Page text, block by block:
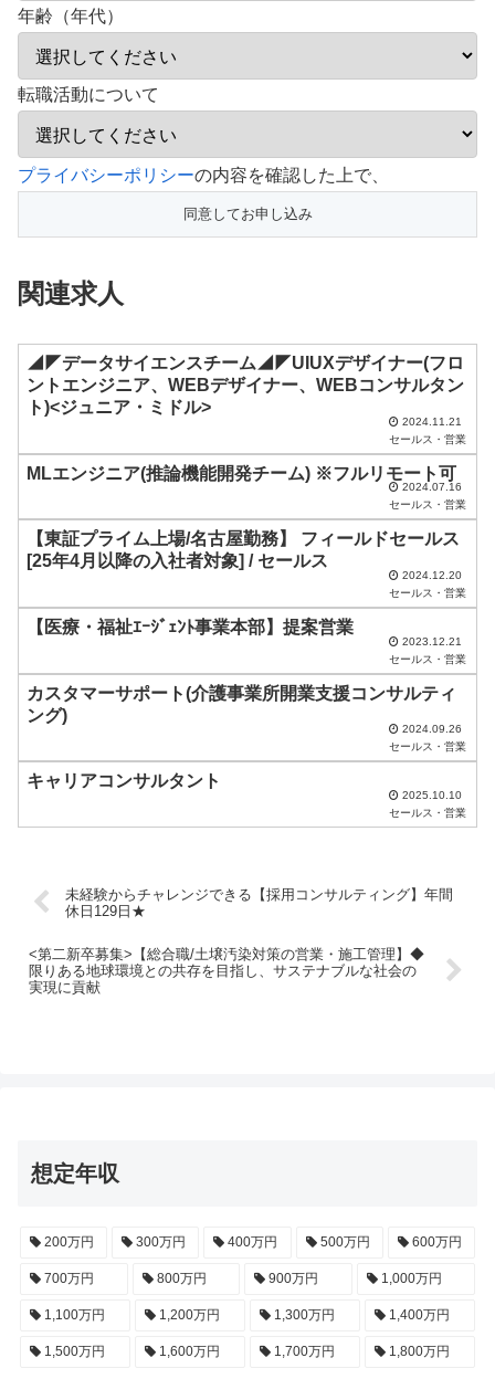
年齢（年代）
転職活動について
こ
フ
ー
ド
は
空
の
ま
ま
し
て
だ
さ
。
プライバシーポリシーの内容を確認した上で、
関連求人
◢◤データサイエンスチーム◢◤UIUXデザイナー(フロ
ントエンジニア、WEBデザイナー、WEBコンサルタン
ト)<ジュニア・ミドル>
2024.11.21
セールス・営業
MLエンジニア(推論機能開発チーム) ※フルリモート可
2024.07.16
セールス・営業
【東証プライム上場/名古屋勤務】 フィールドセールス
[25年4月以降の入社者対象] / セールス
2024.12.20
セールス・営業
【医療・福祉ｴｰｼﾞｪﾝﾄ事業本部】提案営業
2023.12.21
セールス・営業
カスタマーサポート(介護事業所開業支援コンサルティ
ング)
2024.09.26
セールス・営業
キャリアコンサルタント
2025.10.10
セールス・営業
未経験からチャレンジできる【採用コンサルティング】年間
休日129日★
<第二新卒募集>【総合職/土壌汚染対策の営業・施工管理】◆
限りある地球環境との共存を目指し、サステナブルな社会の
実現に貢献
想定年収
200万円 300万円 400万円 500万円 600万円
700万円 800万円 900万円 1,000万円
1,100万円 1,200万円 1,300万円 1,400万円
1,500万円 1,600万円 1,700万円 1,800万円